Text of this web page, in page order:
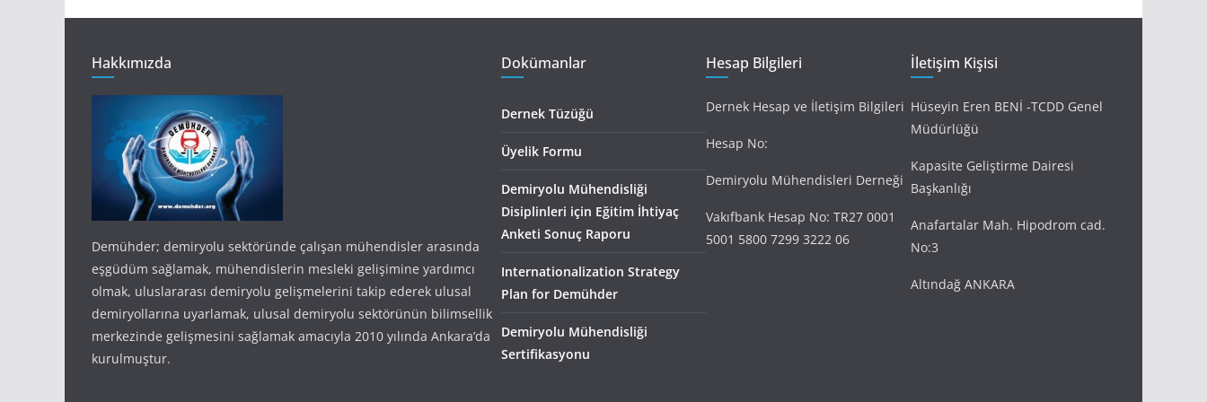
Hakkımızda
Demühder; demiryolu sektöründe çalışan mühendisler arasında
eşgüdüm sağlamak, mühendislerin mesleki gelişimine yardımcı
olmak, uluslararası demiryolu gelişmelerini takip ederek ulusal
demiryollarına uyarlamak, ulusal demiryolu sektörünün bilimsellik
merkezinde gelişmesini sağlamak amacıyla 2010 yılında Ankara’da
kurulmuştur.
Dokümanlar
Dernek Tüzüğü
Üyelik Formu
Demiryolu Mühendisliği
Disiplinleri için Eğitim İhtiyaç
Anketi Sonuç Raporu
Internationalization Strategy
Plan for Demühder
Demiryolu Mühendisliği
Sertifikasyonu
Hesap Bilgileri
Dernek Hesap ve İletişim Bilgileri
Hesap No:
Demiryolu Mühendisleri Derneği
Vakıfbank Hesap No: TR27 0001
5001 5800 7299 3222 06
İletişim Kişisi
Hüseyin Eren BENİ -TCDD Genel
Müdürlüğü
Kapasite Geliştirme Dairesi
Başkanlığı
Anafartalar Mah. Hipodrom cad.
No:3
Altındağ ANKARA